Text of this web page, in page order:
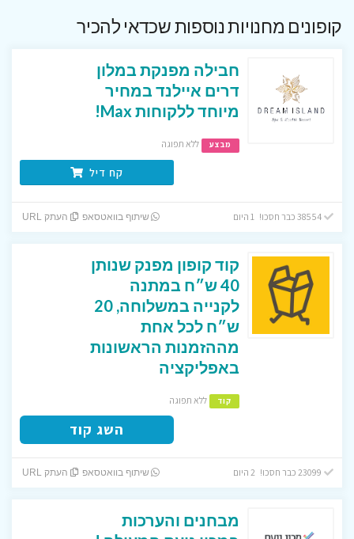
קופונים מחנויות נוספות שכדאי להכיר
חבילה מפנקת במלון
דרים איילנד במחיר
מיוחד ללקוחות Max!
מבצע ללא תפוגה
קח דיל
38554 כבר חסכו! 1 היום שיתוף בוואטסאפ העתק URL
קוד קופון מפנק שנותן
40 ש״ח במתנה
לקנייה במשלוחה, 20
ש״ח לכל אחת
מההזמנות הראשונות
באפליקציה
קוד ללא תפוגה
השג קוד
שיתוף בוואטסאפ העתק URL
מבחנים והערכות